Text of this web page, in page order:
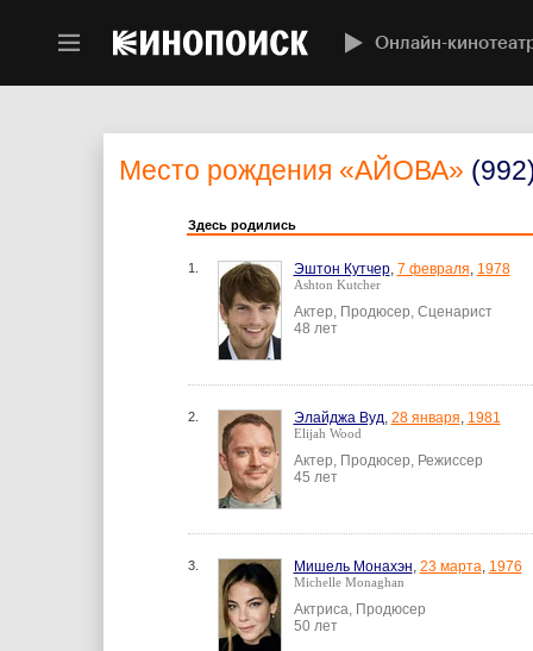
Онлайн-
Место рождения «АЙОВА»
Здесь родились
1. Эштон Кутчер, 7 февраля, 1978
Ashton Kutcher
Актер, Продюсер, Сценарист
48 лет
2. Элайджа Вуд, 28 января, 1981
Elijah Wood
Актер, Продюсер, Режиссер
45 лет
3. Мишель Монахэн, 23 марта, 1976
Michelle Monaghan
Актриса, Продюсер
50 лет